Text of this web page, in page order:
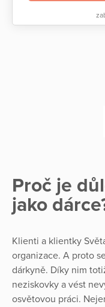
Proč je
jako
Klienti a klientky
organizace. A proto
dárkyně. Díky nim
neziskovky a vést
osvětovou práci.